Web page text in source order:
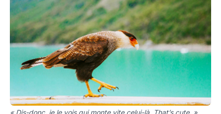
« Dis-donc, je le vois qui monte vite celui-là. That’s cute. »